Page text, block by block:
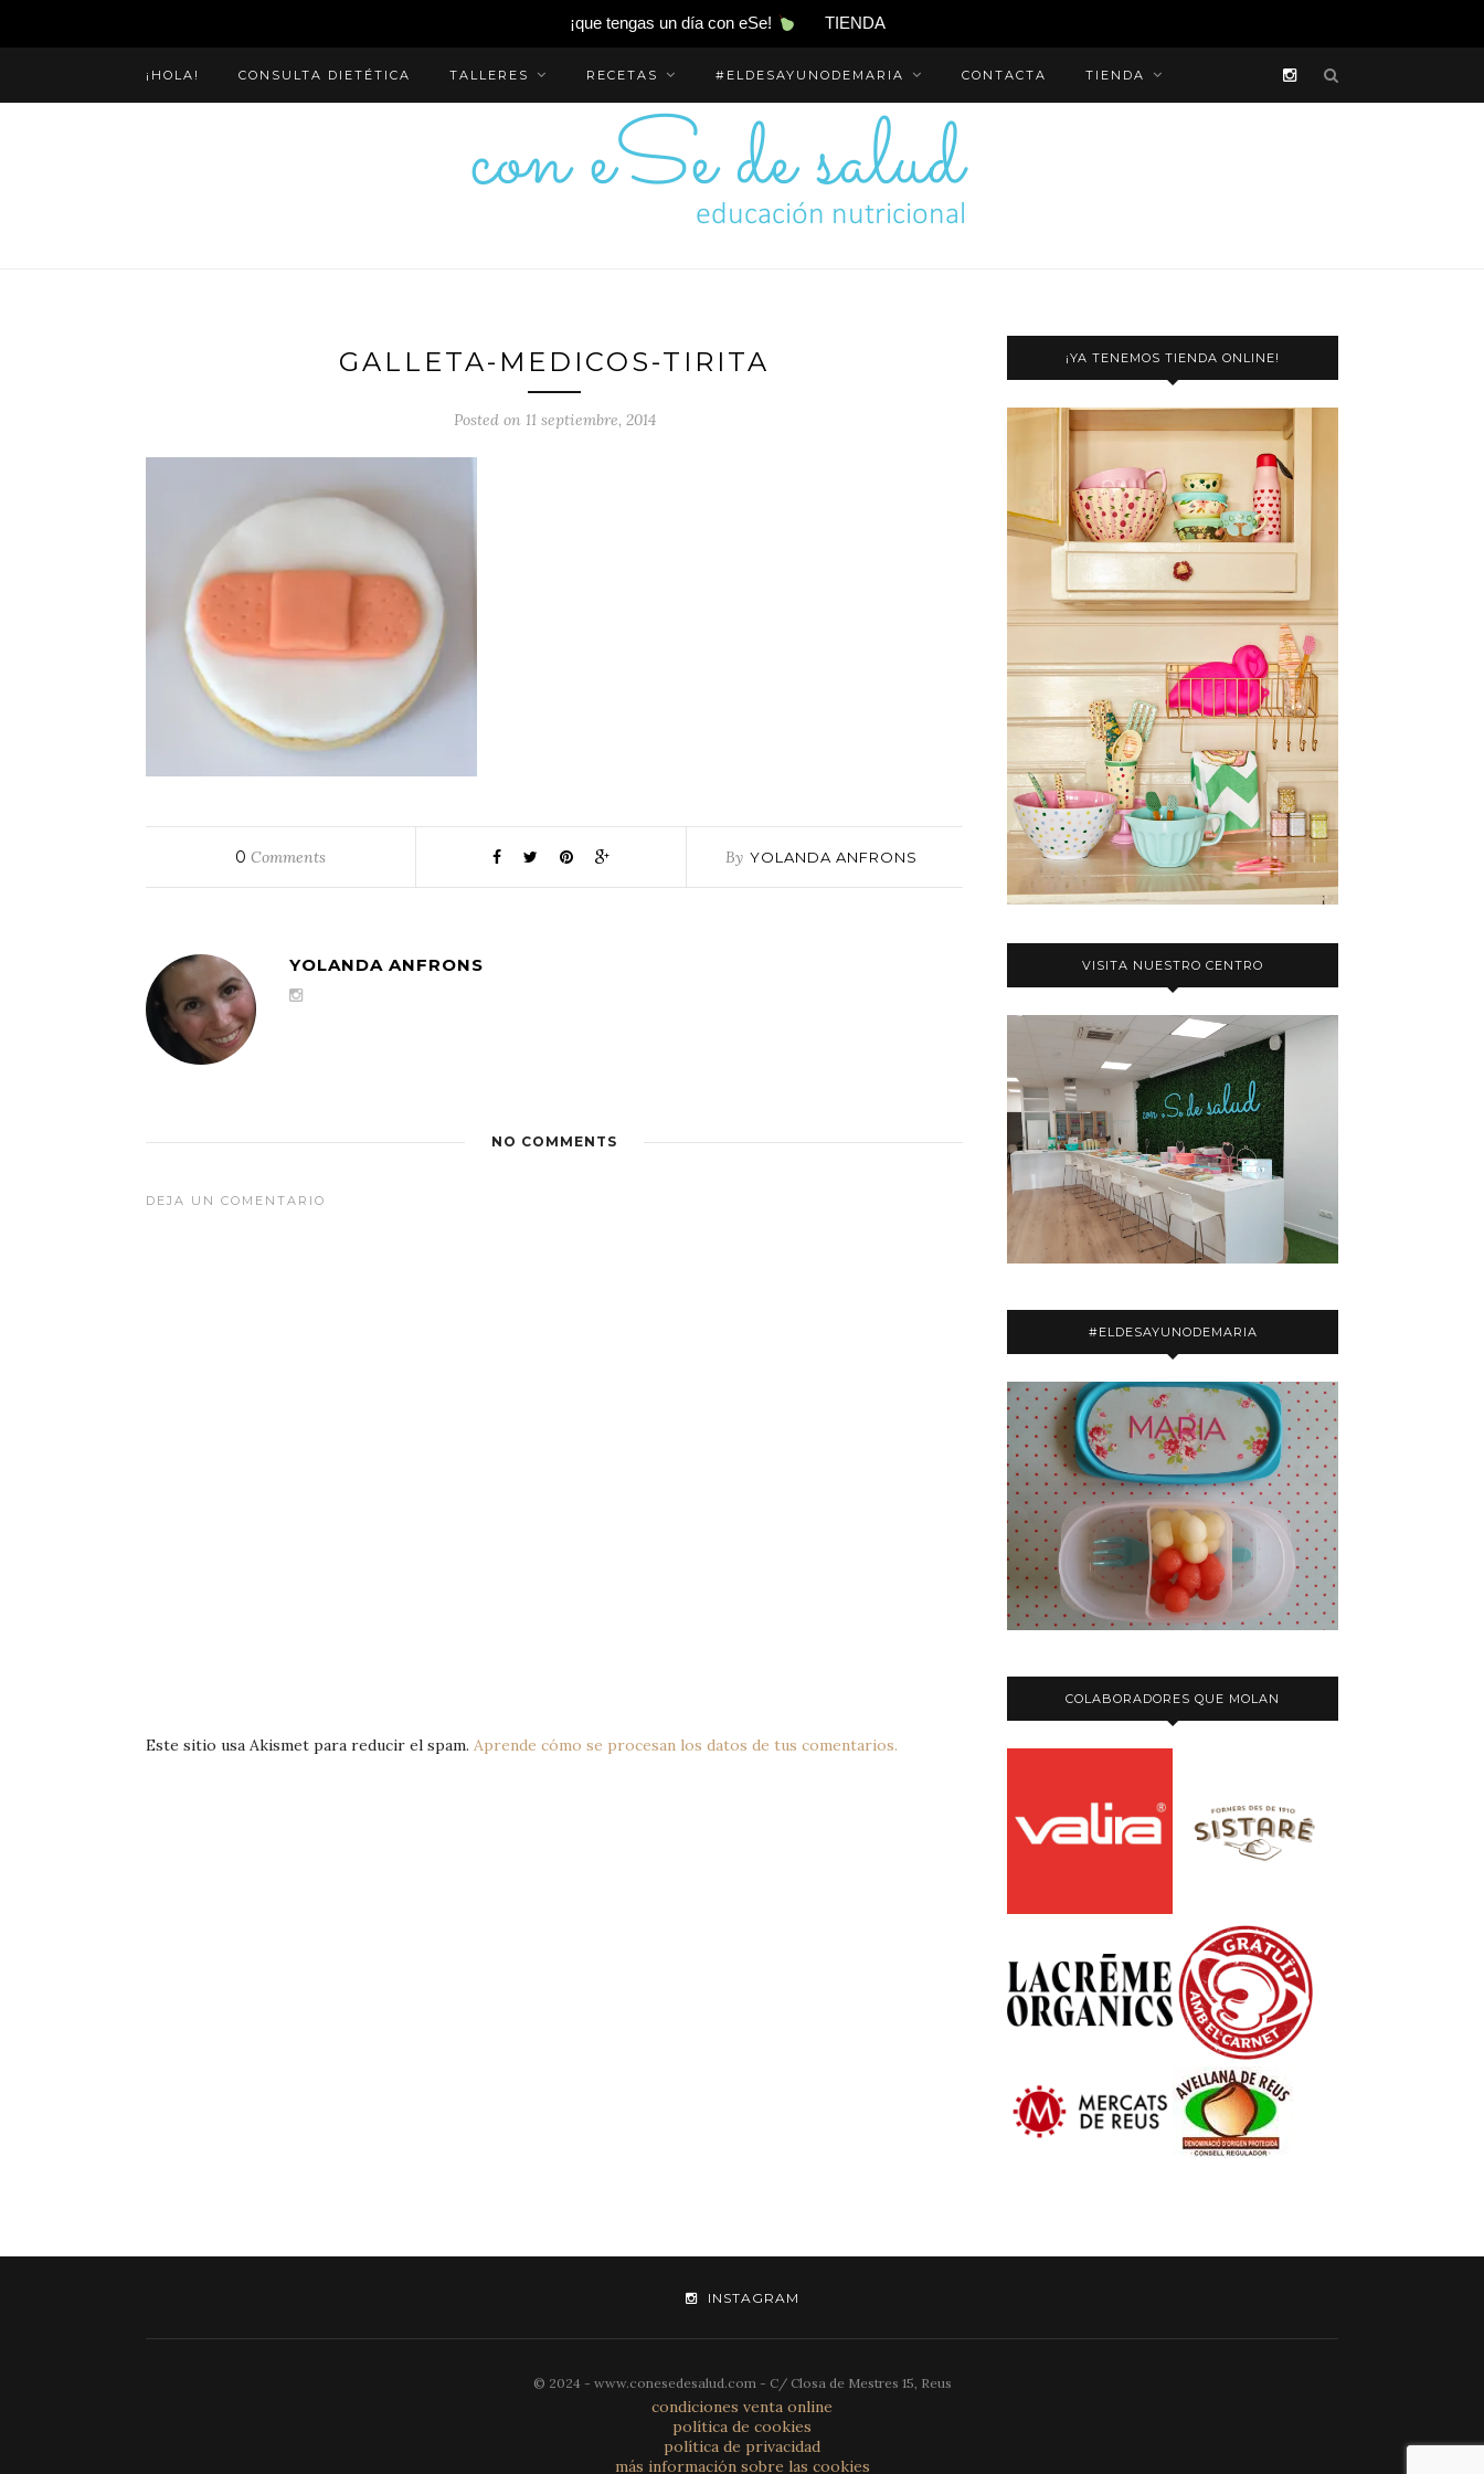
¡que tengas un día con eSe! TIENDA
¡HOLA! CONSULTA DIETÉTICA TALLERES RECETAS #ELDESAYUNODEMARIA CONTACTA TIENDA
GALLETA-MEDICOS-TIRITA
Posted on 11 septiembre, 2014
0 Comments By YOLANDA ANFRONS
YOLANDA ANFRONS
NO COMMENTS
DEJA UN COMENTARIO
Este sitio usa Akismet para reducir el spam. Aprende cómo se procesan los datos de tus comentarios.
¡YA TENEMOS TIENDA ONLINE!
VISITA NUESTRO CENTRO
#ELDESAYUNODEMARIA
COLABORADORES QUE MOLAN
INSTAGRAM
© 2024 - www.conesedesalud.com - C/ Closa de Mestres 15, Reus
condiciones venta online
política de cookies
política de privacidad
más información sobre las cookies